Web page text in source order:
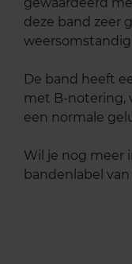
deze band zeer
De band heeft
met B-notering,
een normale
Wil je nog meer
bandenlabel